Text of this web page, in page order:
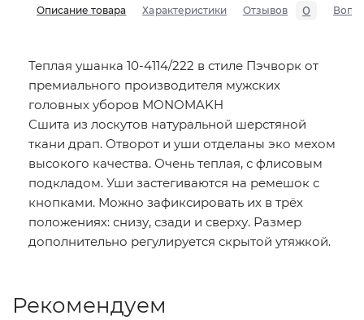
Описание товара Характеристики Отзывов 0
Теплая ушанка 10-4114/222 в стиле Пэчворк от
премиального производителя мужских
головных уборов MONOMAKH
Сшита из лоскутов натуральной шерстяной
ткани драп. Отворот и уши отделаны эко мехом
высокого качества. Очень теплая, с флисовым
подкладом. Уши застегиваются на ремешок с
кнопками. Можно зафиксировать их в трёх
положениях: снизу, сзади и сверху. Размер
дополнительно регулируется скрытой утяжкой.
Рекомендуем